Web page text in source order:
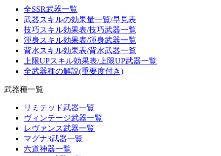
全SSR武器一覧
武器スキルの効果量一覧/早見表
技巧スキル効果表/技巧武器一覧
渾身スキル効果表/渾身武器一覧
背水スキル効果表/背水武器一覧
上限UPスキル効果表/上限UP武器一覧
全武器種の解説(重要度付き)
武器種一覧
リミテッド武器一覧
ヴィンテージ武器一覧
レヴァンス武器一覧
マグナ3武器一覧
六道神器一覧